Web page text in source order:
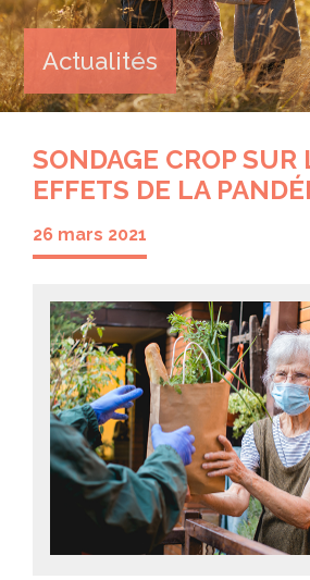
Actualités
SONDAGE CROP SUR
EFFETS DE LA
26 mars 2021